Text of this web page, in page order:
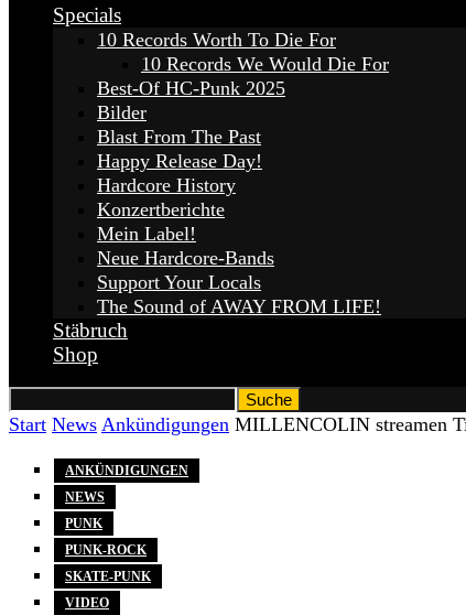
Specials
10 Records Worth To Die For
10 Records We Would Die For
Best-Of HC-Punk 2025
Bilder
Blast From The Past
Happy Release Day!
Hardcore History
Konzertberichte
Mein Label!
Neue Hardcore-Bands
Support Your Locals
The Sound of AWAY FROM LIFE!
Stäbruch
Shop
Start News Ankündigungen MILLENCOLIN streamen
ANKÜNDIGUNGEN
NEWS
PUNK
PUNK-ROCK
SKATE-PUNK
VIDEO